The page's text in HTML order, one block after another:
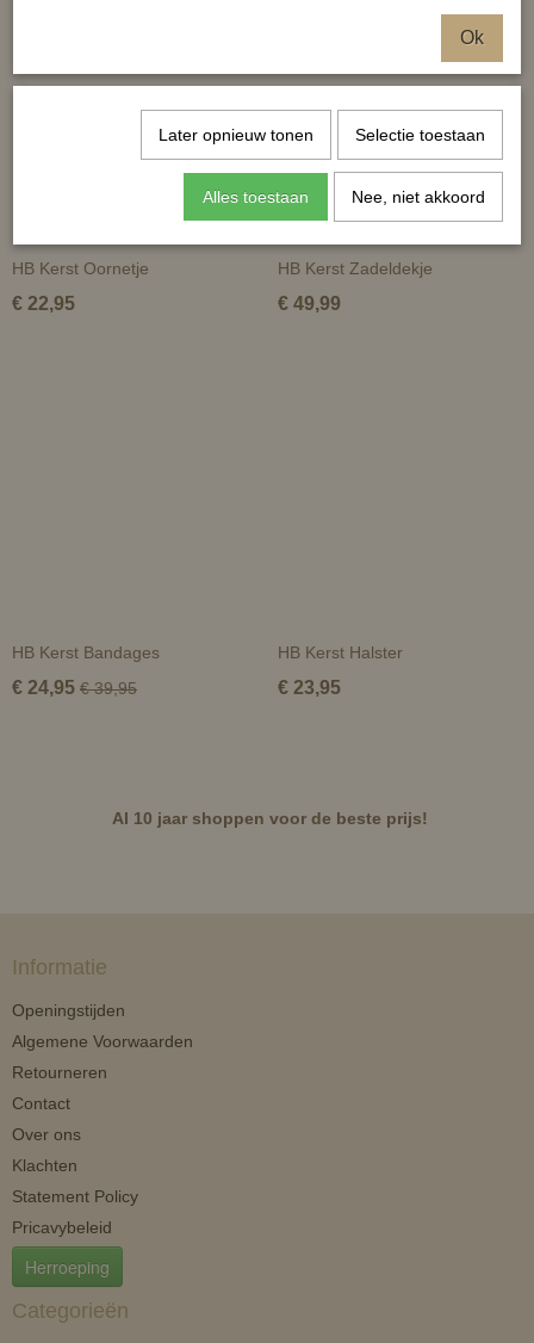
HB Kerst Oornetje
€ 22,95
HB Kerst Zadeldekje
€ 49,99
HB Kerst Bandages
€ 24,95 € 39,95
HB Kerst Halster
€ 23,95
Al 10 jaar shoppen voor de beste prijs!
Informatie
Openingstijden
Algemene Voorwaarden
Retourneren
Contact
Over ons
Klachten
Statement Policy
Pricavybeleid
Herroeping
Categorieën
Ok
Later opnieuw tonen Selectie toestaan
Alles toestaan Nee, niet akkoord